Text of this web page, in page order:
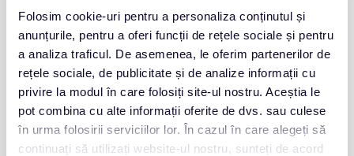
Folosim cookie-uri pentru a personaliza conținutul și
anunțurile, pentru a oferi funcții de rețele sociale și pentru
a analiza traficul. De asemenea, le oferim partenerilor de
rețele sociale, de publicitate și de analize informații cu
privire la modul în care folosiți site-ul nostru. Aceștia le
pot combina cu alte informații oferite de dvs. sau culese
în urma folosirii serviciilor lor. În cazul în care alegeți să
continuați să utilizați website-ul nostru, sunteți de acord
„De Forum Film România ne leagă o istorie lungă, din
vremuri în care lansările cinematografice urmau alte
coordonate decât în prezent. Ne bucurăm că drumurile noastre
s-au intersectat din nou, într-un moment în care simțim cu toții